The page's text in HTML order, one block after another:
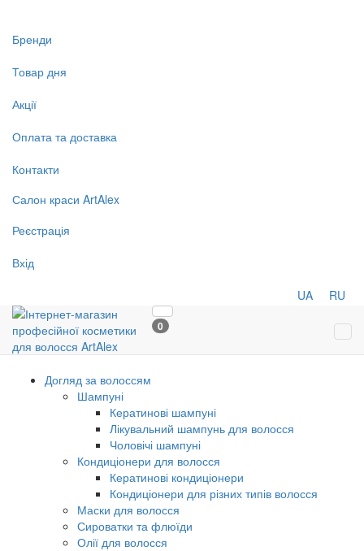
Бренди
Товар дня
Акції
Оплата та доставка
Контакти
Салон краси ArtAlex
Реєстрація
Вхід
UA RU
0
Догляд за волоссям
Шампуні
Кератинові шампуні
Лікувальний шампунь для волосся
Чоловічі шампуні
Кондиціонери для волосся
Кератинові кондиціонери
Кондиціонери для різних типів волосся
Маски для волосся
Сироватки та флюїди
Олії для волосся